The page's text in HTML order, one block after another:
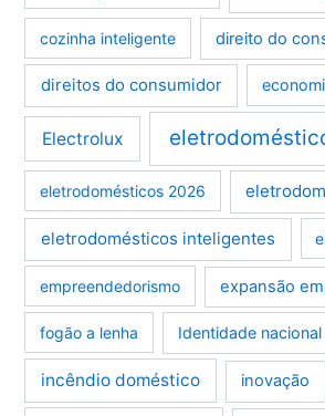
cozinha inteligente direito do
direitos do consumidor
Electrolux
eletrodomésticos 2026
eletrodomésticos inteligentes
empreendedorismo expansão
fogão a lenha Identidade nacional
incêndio doméstico inovação